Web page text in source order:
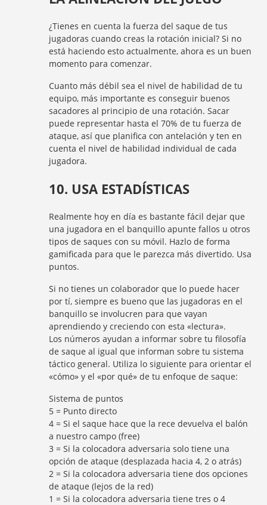
¿Tienes en cuenta la fuerza del saque de tus
jugadoras cuando creas la rotación inicial? Si no
está haciendo esto actualmente, ahora es un buen
momento para comenzar.
Cuanto más débil sea el nivel de habilidad de tu
equipo, más importante es conseguir buenos
sacadores al principio de una rotación. Sacar
puede representar hasta el 70% de tu fuerza de
ataque, así que planifica con antelación y ten en
cuenta el nivel de habilidad individual de cada
jugadora.
10. USA ESTADÍSTICAS
Realmente hoy en día es bastante fácil dejar que
una jugadora en el banquillo apunte fallos u otros
tipos de saques con su móvil. Hazlo de forma
gamificada para que le parezca más divertido. Usa
puntos.
Si no tienes un colaborador que lo puede hacer
por tí, siempre es bueno que las jugadoras en el
banquillo se involucren para que vayan
aprendiendo y creciendo con esta «lectura».
Los números ayudan a informar sobre tu filosofía
de saque al igual que informan sobre tu sistema
táctico general. Utiliza lo siguiente para orientar el
«cómo» y el «por qué» de tu enfoque de saque:
Sistema de puntos
5 = Punto directo
4 = Si el saque hace que la rece devuelva el balón
a nuestro campo (free)
3 = Si la colocadora adversaria solo tiene una
opción de ataque (desplazada hacia 4, 2 o atrás)
2 = Si la colocadora adversaria tiene dos opciones
de ataque (lejos de la red)
1 = Si la colocadora adversaria tiene tres o 4